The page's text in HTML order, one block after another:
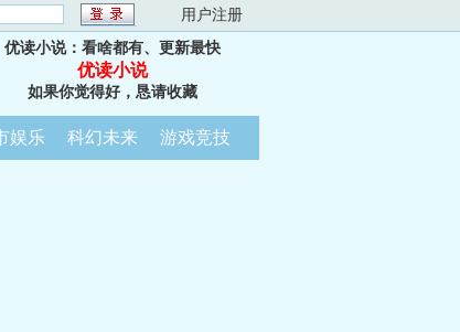
用户注册
优读小说：看啥都有、更新最快
优读小说
如果你觉得好，恳请收藏
娱乐 科幻未来 游戏竞技